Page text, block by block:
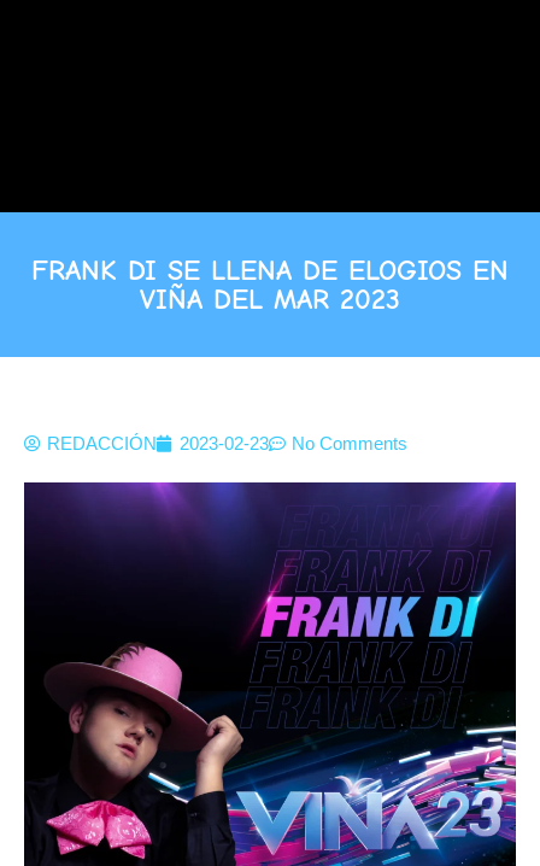
FRANK DI SE LLENA DE ELOGIOS EN
VIÑA DEL MAR 2023
REDACCIÓN 2023-02-23 No Comments